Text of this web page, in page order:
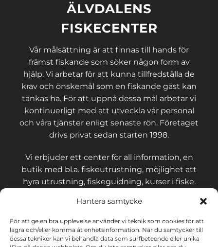
Hantera samtycke
För att ge en bra upplevelse använder vi teknik som cookies för att
lagra och/eller komma åt enhetsinformation. När du samtycker till
dessa tekniker kan vi behandla data som surfbeteende eller unika
ÄLVDALENS
FISKECENTER
Vår målsättning är att finnas till hands för
främst fiskande som söker någon form av
hjälp. Vi arbetar för att kunna tillfredställa de
krav och önskemål som en fiskande gäst kan
tänkas ha. För att uppnå dessa mål arbetar vi
kontinuerligt med att utveckla vår personal
och våra tjänster enligt senaste rön. Företaget
drivs privat sedan starten 1998.
Vi erbjuder ett center för all information, en
butik med bl.a. fiskeutrustning, möjlighet att
hyra utrustning, fiskeguidning, kurser i fiske.
KONTAKT OCH VILLKOR